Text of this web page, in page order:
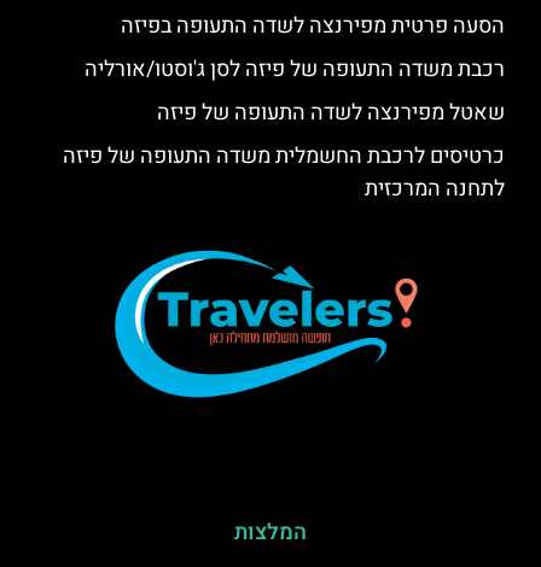
הסעה פרטית מפירנצה לשדה התעופה בפיזה
רכבת משדה התעופה של פיזה לסן ג'וסטו/אורליה
שאטל מפירנצה לשדה התעופה של פיזה
כרטיסים לרכבת החשמלית משדה התעופה של פיזה
לתחנה המרכזית
המלצות